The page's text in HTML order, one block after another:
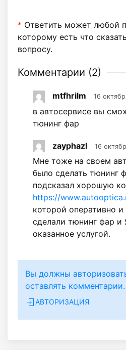
* Ответить может любой
которому есть что
вопросу.
Комментарии (2)
mtfhrilm 16
в автосервисе вы
тюнинг фар
zayphazl 16
Мне тоже на своем
было сделать тюнинг
подсказал хорошую
https://
которой оперативно и
сделали тюнинг фар и
оказанное услугой.
Вы должны
оставлять комментарии.
АВТОРИЗАЦИЯ